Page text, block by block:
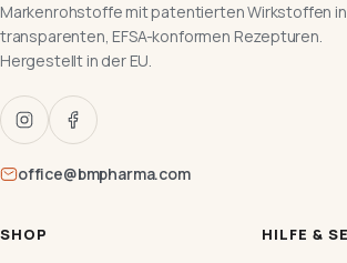
Markenrohstoffe mit patentierten Wirkstoffen in
transparenten, EFSA-konformen Rezepturen.
Hergestellt in der EU.
office@bmpharma.com
SHOP HILFE &